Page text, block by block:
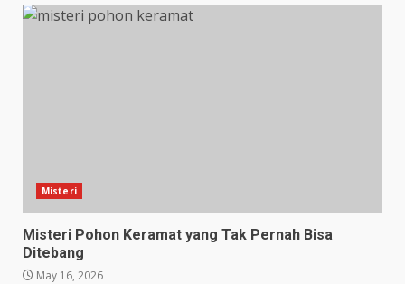
Misteri
Misteri Pohon Keramat yang Tak Pernah Bisa
Ditebang
May 16, 2026